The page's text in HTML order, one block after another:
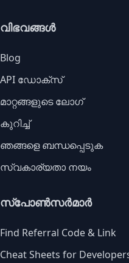
വിഭവങ്ങൾ
Blog
API ഡോക്സ്
മാറ്റങ്ങളുടെ ലോഗ്
കുറിച്ച്
ഞങ്ങളെ ബന്ധപ്പെടുക
സ്വകാര്യതാ നയം
സ്പോൺസർമാർ
Find Referral Code & Link
Cheat Sheets for